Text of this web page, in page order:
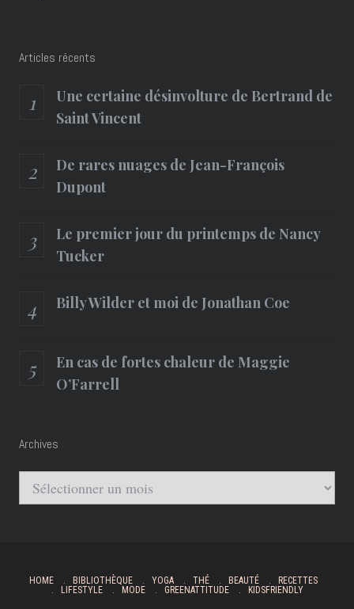
Articles récents
Une certaine désinvolture de Bertrand de
Saint Vincent
De rares nuages de Jean-François
Dupont
Le premier jour du printemps de Nancy
Tucker
Billy Wilder et moi de Jonathan Coe
En cas de fortes chaleur de Maggie
O’Farrell
Archives
Archives
HOME BIBLIOTHÈQUE YOGA THÉ BEAUTÉ
RECETTES
LIFESTYLE
MODE GREENATTITUDE KIDSFRIENDLY